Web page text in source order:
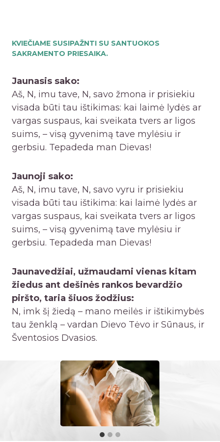
KVIEČIAME SUSIPAŽNTI SU SANTUOKOS
SAKRAMENTO PRIESAIKA.
Jaunasis sako:
Aš, N, imu tave, N, savo žmona ir prisiekiu
visada būti tau ištikimas: kai laimė lydės ar
vargas suspaus, kai sveikata tvers ar ligos
suims, – visą gyvenimą tave mylėsiu ir
gerbsiu. Tepadeda man Dievas!
Jaunoji sako:
Aš, N, imu tave, N, savo vyru ir prisiekiu
visada būti tau ištikima: kai laimė lydės ar
vargas suspaus, kai sveikata tvers ar ligos
suims, – visą gyvenimą tave mylėsiu ir
gerbsiu. Tepadeda man Dievas!
Jaunavedžiai, užmaudami vienas kitam
žiedus ant dešinės rankos bevardžio
piršto, taria šiuos žodžius:
N, imk šį žiedą – mano meilės ir ištikimybės
tau ženklą – vardan Dievo Tėvo ir Sūnaus, ir
Šventosios Dvasios.